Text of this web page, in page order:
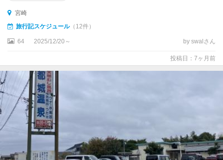
宮崎
旅行記スケジュール（12件）
64 2025/12/20～ by swalさん
投稿日：7ヶ月前